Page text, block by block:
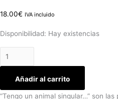
18.00€ IVA incluido
Disponibilidad: Hay existencias
Añadir al carrito
“Tengo un animal singular…” son